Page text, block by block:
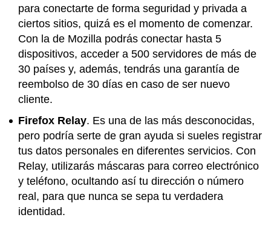
para conectarte de forma seguridad y privada a
ciertos sitios, quizá es el momento de comenzar.
Con la de Mozilla podrás conectar hasta 5
dispositivos, acceder a 500 servidores de más de
30 países y, además, tendrás una garantía de
reembolso de 30 días en caso de ser nuevo
cliente.
Firefox Relay. Es una de las más desconocidas,
pero podría serte de gran ayuda si sueles registrar
tus datos personales en diferentes servicios. Con
Relay, utilizarás máscaras para correo electrónico
y teléfono, ocultando así tu dirección o número
real, para que nunca se sepa tu verdadera
identidad.